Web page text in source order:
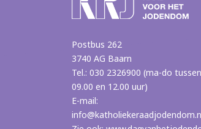
Postbus 262
3740 AG Baarn
Tel.: 030 2326900 (ma-do tussen
09.00 en 12.00 uur)
E-mail: